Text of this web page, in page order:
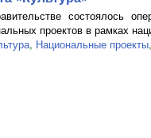
состоялось
проектов в рамках
, Национальные проекты,